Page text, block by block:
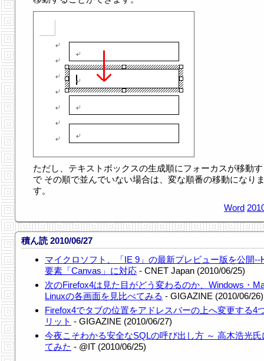
ただし、テキストボックスの生成順にフォーカスが移動
で その順で並んでいない場合は、変な順番の移動になり
す。
Word
積ん読 2010/06/27
マイクロソフト、「IE 9」の最新プレビュー版を公開--
要素「Canvas」に対応 - CNET Japan (2010/06/25)
次のFirefox4は見た目がどう変わるのか、Windows・
Linuxの各画面を見比べてみる - GIGAZINE (2010/06/26)
Firefox4でタブの位置をアドレスバーの上へ変更する4
リット - GIGAZINE (2010/06/27)
今夜こそわかる安全なSQLの呼び出し方 ～ 高木浩光氏
てみた - @IT (2010/06/25)